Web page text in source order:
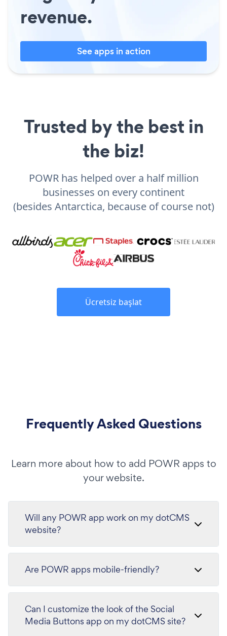
revenue.
See apps in action
Trusted by the best in
the biz!
POWR has helped over a half million
businesses on every continent
(besides Antarctica, because of course not)
Ücretsiz başlat
Frequently Asked Questions
Learn more about how to add POWR apps to
your website.
Will any POWR app work on my dotCMS
website?
Are POWR apps mobile-friendly?
Can I customize the look of the Social
Media Buttons app on my dotCMS site?